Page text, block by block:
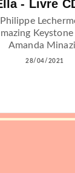
- Livre
Philippe
Keystone
Amanda
28/04/2021